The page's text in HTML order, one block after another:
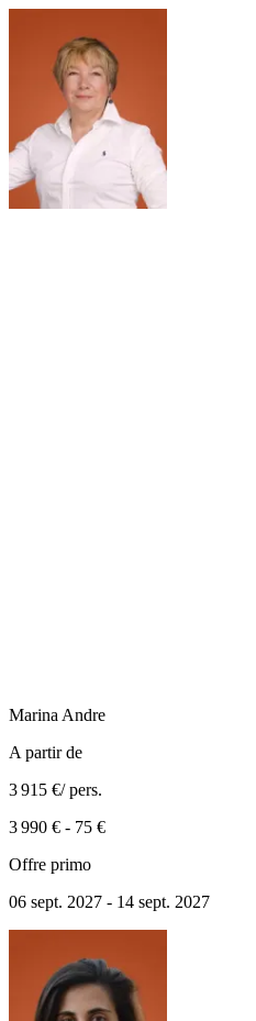
Marina Andre
A partir de
3 915 €/ pers.
3 990 € - 75 €
Offre primo
06 sept. 2027 - 14 sept. 2027